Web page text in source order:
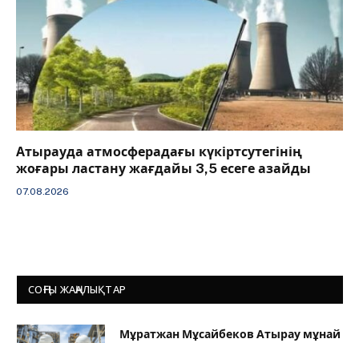
Атырауда атмосферадағы күкіртсутегінің
жоғары ластану жағдайы 3,5 есеге азайды
07.08.2026
СОҢҒЫ ЖАҢАЛЫҚТАР
Мұратжан Мұсайбеков Атырау мұнай